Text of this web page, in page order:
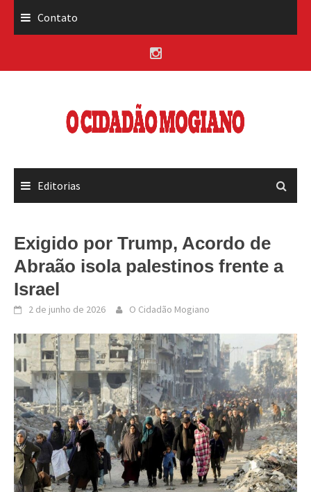
Contato
Editorias
Exigido por Trump, Acordo de
Abraão isola palestinos frente a
Israel
2 de junho de 2026 O Cidadão Mogiano